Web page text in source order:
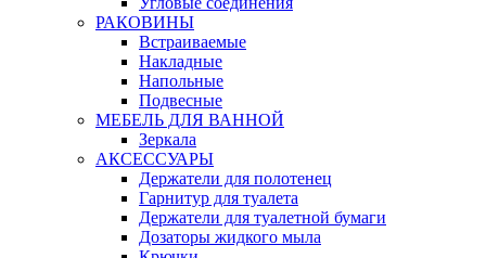
РАКОВИНЫ
Встраиваемые
Накладные
Напольные
Подвесные
МЕБЕЛЬ ДЛЯ ВАННОЙ
Зеркала
АКСЕССУАРЫ
Держатели для полотенец
Гарнитур для туалета
Держатели для туалетной бумаги
Дозаторы жидкого мыла